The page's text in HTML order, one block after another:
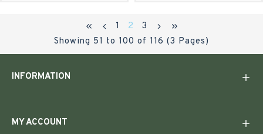
1 2
3
Showing 51 to 100 of 116 (3 Pages)
INFORMATION
MY ACCOUNT